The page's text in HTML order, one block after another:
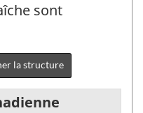
sont
la structure